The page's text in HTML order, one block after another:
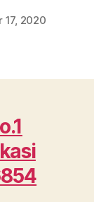
17, 2020